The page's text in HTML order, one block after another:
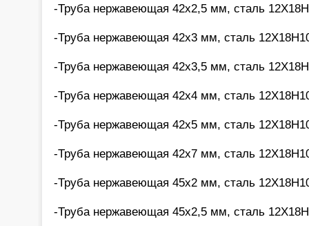
-Труба нержавеющая 42х2,5 мм, сталь
-Труба нержавеющая 42х3 мм, сталь
-Труба нержавеющая 42х3,5 мм, сталь
-Труба нержавеющая 42х4 мм, сталь
-Труба нержавеющая 42х5 мм, сталь
-Труба нержавеющая 42х7 мм, сталь
-Труба нержавеющая 45х2 мм, сталь
-Труба нержавеющая 45х2,5 мм, сталь